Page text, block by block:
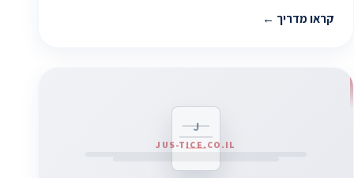
קראו מדריך
J
JUS-TICE.CO.IL